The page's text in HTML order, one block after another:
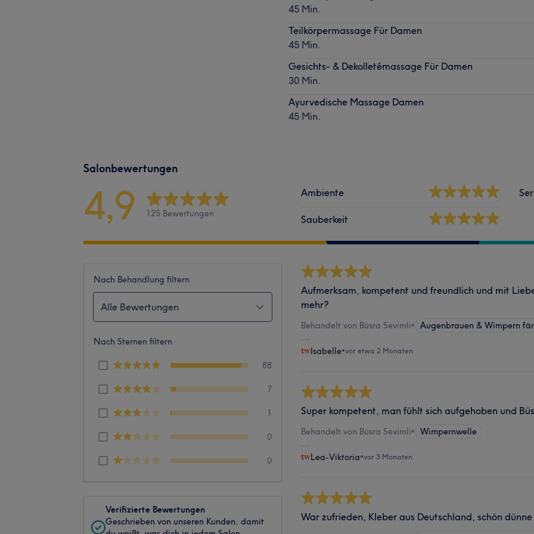
45 Min.
Teilkörpermassage Für Damen
45 Min.
Gesichts- & Dekolletémassage Für Damen
30 Min.
Ayurvedische Massage Damen
45 Min.
Salonbewertungen
4,9 125 Bewertungen
Ambiente
Sauberkeit
Nach Behandlung filtern
Alle Bewertungen
Nach Sternen filtern
88
7
1
0
0
Verifizierte Bewertungen
Geschrieben von unseren Kunden, damit
Aufmerksam, kompetent und freundlich und mit
mehr?
Behandelt von Büsra Sevimli• Augenbrauen & Wimpern
Isabelle•vor etwa 2 Monaten
Super kompetent, man fühlt sich aufgehoben und
Behandelt von Büsra Sevimli• Wimpernwelle
Lea-Viktoria•vor 3 Monaten
War zufrieden, Kleber aus Deutschland, schön